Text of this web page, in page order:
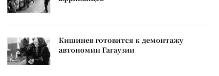
Кишинев готовится к демонтажу
автономии Гагаузии